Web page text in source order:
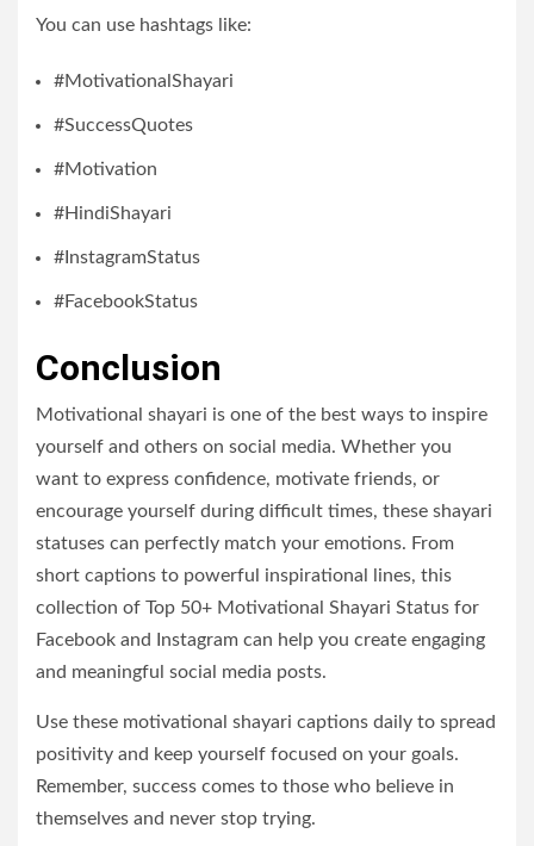
You can use hashtags like:
#MotivationalShayari
#SuccessQuotes
#Motivation
#HindiShayari
#InstagramStatus
#FacebookStatus
Conclusion
Motivational shayari is one of the best ways to inspire
yourself and others on social media. Whether you
want to express confidence, motivate friends, or
encourage yourself during difficult times, these shayari
statuses can perfectly match your emotions. From
short captions to powerful inspirational lines, this
collection of Top 50+ Motivational Shayari Status for
Facebook and Instagram can help you create engaging
and meaningful social media posts.
Use these motivational shayari captions daily to spread
positivity and keep yourself focused on your goals.
Remember, success comes to those who believe in
themselves and never stop trying.